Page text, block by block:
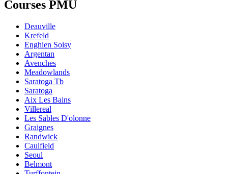
Courses PMU
Deauville
Krefeld
Enghien Soisy
Argentan
Avenches
Meadowlands
Saratoga Tb
Saratoga
Aix Les Bains
Villereal
Les Sables D'olonne
Graignes
Randwick
Caulfield
Seoul
Belmont